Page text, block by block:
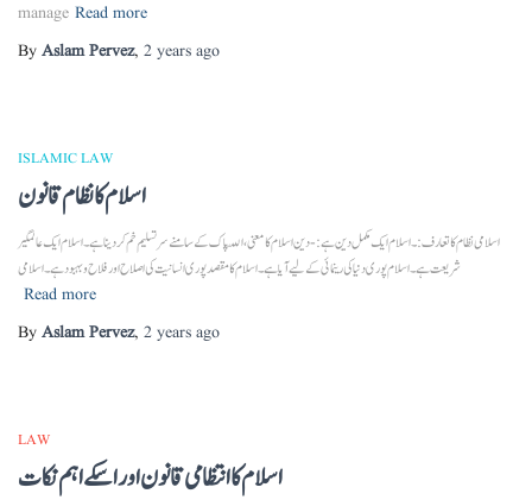
manage Read more
By Aslam Pervez, 2 years ago
ISLAMIC LAW
اسلام کا نظام قانون
اسلامی نظام کا تعارف:۔ اسلام ایک مکمل دین ہے:- دین اسلام کا معنی، اللّہ پاک کے سامنے سر تسلیم خم کر دینا ہے۔ اسلام ایک عالمگیر
شریعت ہے۔ اسلام پوری دنیا کی رینمائی کے لیے آیا ہے۔ اسلام کا مقصد پوری انسانیت کی اصلاح اور فلاح و بہبود ہے۔ اسلامی
Read more
By Aslam Pervez, 2 years ago
LAW
اسلام کا انتظامی قانون اور اسکے اہم نکات